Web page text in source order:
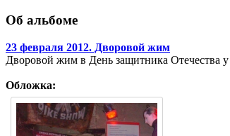
Об альбоме
23 февраля 2012. Дворовой жим
Дворовой жим в День защитника Отечества
Обложка: